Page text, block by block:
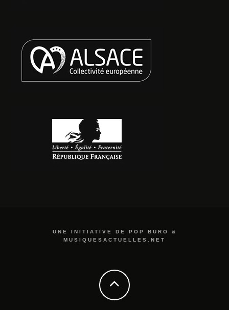
UNE INITIATIVE DE POP BÜRO &
MUSIQUESACTUELLES.NET